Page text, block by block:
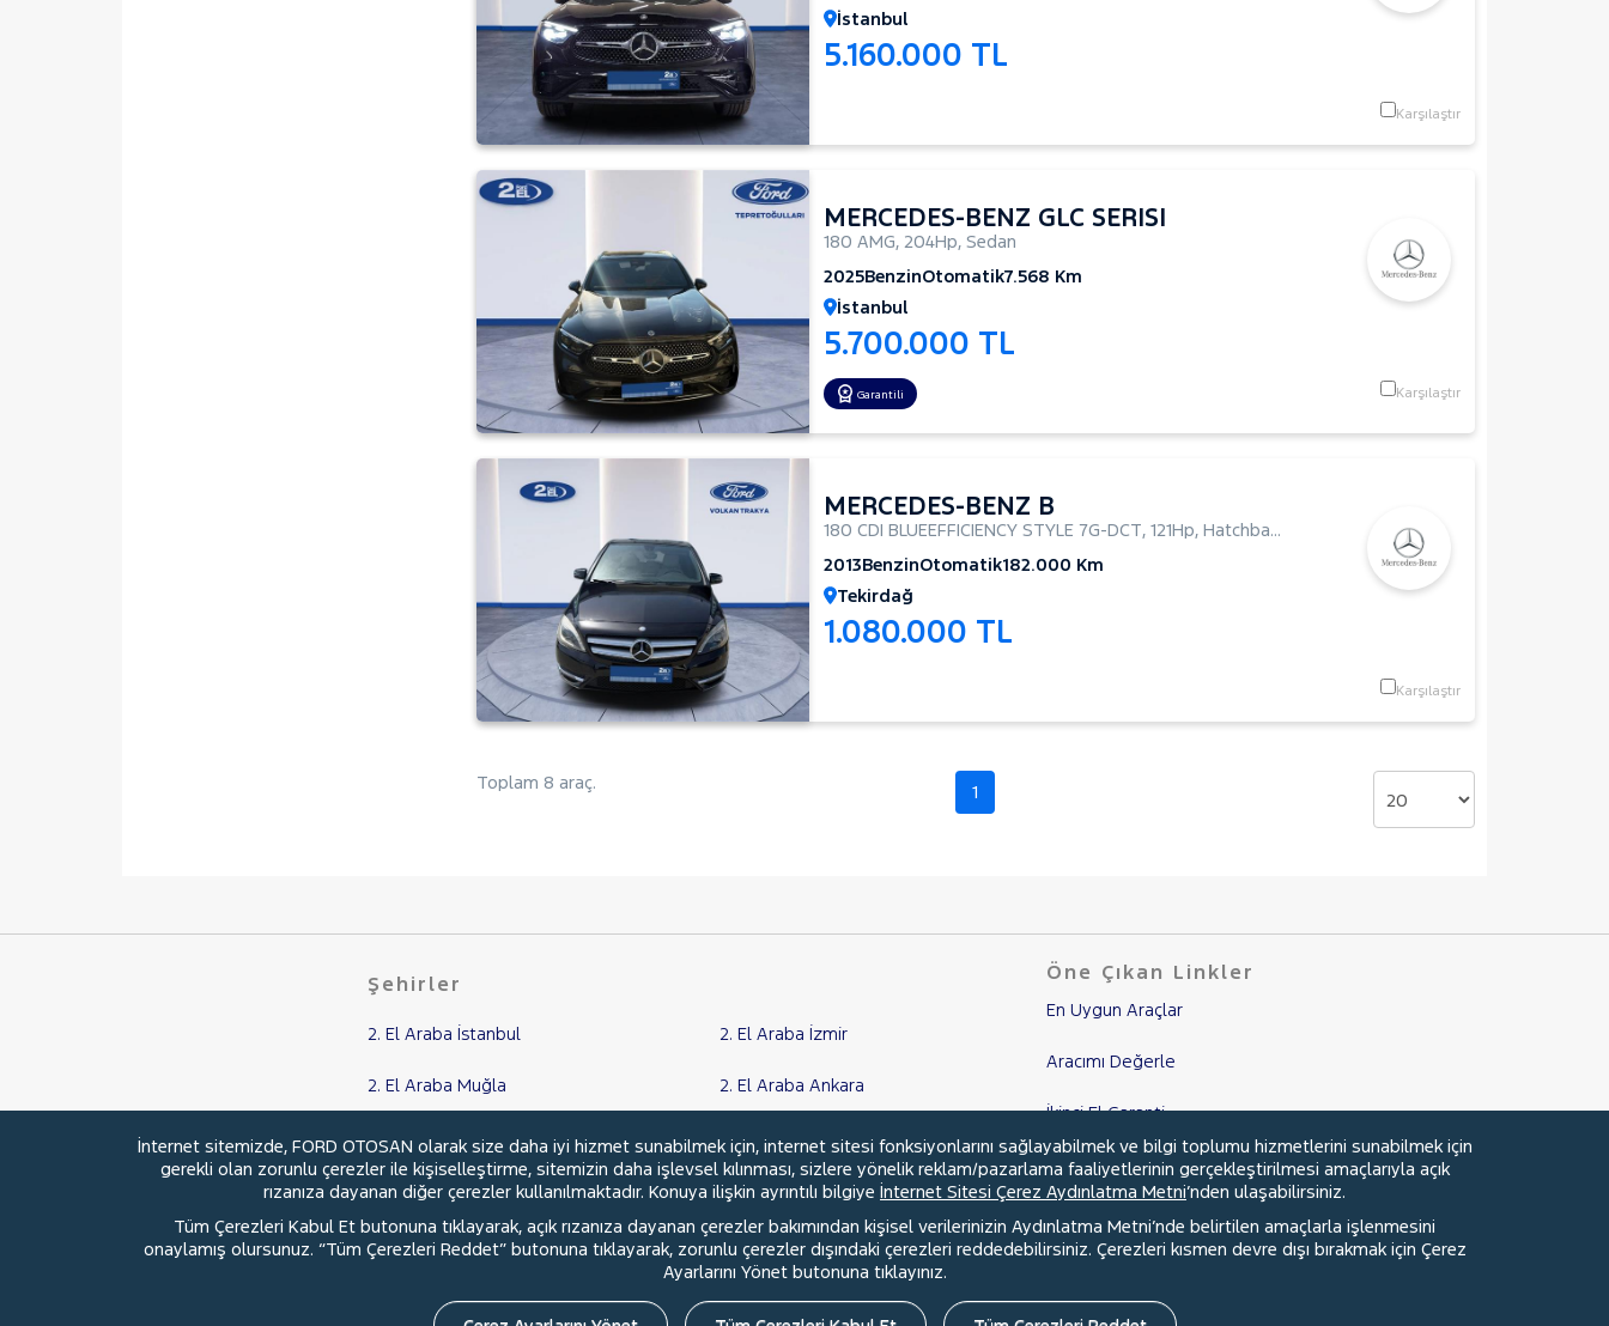
İstanbul
5.160.000 TL
Karşılaştır
MERCEDES-BENZ GLC SERISI
180 AMG, 204Hp, Sedan
2025BenzinOtomatik7.568 Km
İstanbul
5.700.000 TL
Garantili Karşılaştır
MERCEDES-BENZ B
180 CDI BLUEEFFICIENCY STYLE 7G-DCT, 121Hp, Hatchback 5 Kapı
2013BenzinOtomatik182.000 Km
Tekirdağ
1.080.000 TL
Karşılaştır
Toplam 8 araç. 1
Şehirler
2. El Araba İstanbul 2. El Araba İzmir
2. El Araba Muğla 2. El Araba Ankara
2. El Araba Balıkesir 2. El Araba Adana
2. El Araba Aydın 2. El Araba Kocaeli
2. El Araba Samsun Tüm Şehirler
Öne Çıkan Linkler
En Uygun Araçlar
Aracımı Değerle
İkinci El Garanti
Kampanyalar
Kredi Hesaplama & Başvuru
İnternet sitemizde, FORD OTOSAN olarak size daha iyi hizmet sunabilmek için, internet sitesi fonksiyonlarını sağlayabilmek ve bilgi toplumu hizmetlerini sunabilmek için
gerekli olan zorunlu çerezler ile kişiselleştirme, sitemizin daha işlevsel kılınması, sizlere yönelik reklam/pazarlama faaliyetlerinin gerçekleştirilmesi amaçlarıyla açık
rızanıza dayanan diğer çerezler kullanılmaktadır. Konuya ilişkin ayrıntılı bilgiye İnternet Sitesi Çerez Aydınlatma Metni’nden ulaşabilirsiniz.
Tüm Çerezleri Kabul Et butonuna tıklayarak, açık rızanıza dayanan çerezler bakımından kişisel verilerinizin Aydınlatma Metni’nde belirtilen amaçlarla işlenmesini
onaylamış olursunuz. “Tüm Çerezleri Reddet” butonuna tıklayarak, zorunlu çerezler dışındaki çerezleri reddedebilirsiniz. Çerezleri kısmen devre dışı bırakmak için Çerez
Ayarlarını Yönet butonuna tıklayınız.